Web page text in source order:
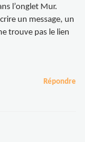
l’onglet Mur.
un message, un
trouve pas le lien
Répondre